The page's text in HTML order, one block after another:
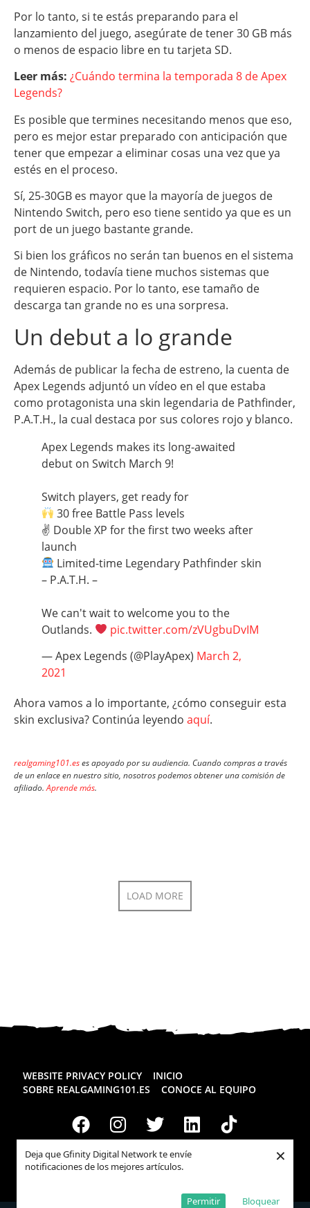
Deja que Gfinity Digital Network te envíe
notificaciones de los mejores artículos.
Bloquear
Permitir
×
Por lo tanto, si te estás preparando para el
lanzamiento del juego, asegúrate de tener 30 GB más
o menos de espacio libre en tu tarjeta SD.
Leer más: ¿Cuándo termina la temporada 8 de Apex
Legends?
Es posible que termines necesitando menos que eso,
pero es mejor estar preparado con anticipación que
tener que empezar a eliminar cosas una vez que ya
estés en el proceso.
Sí, 25-30GB es mayor que la mayoría de juegos de
Nintendo Switch, pero eso tiene sentido ya que es un
port de un juego bastante grande.
Si bien los gráficos no serán tan buenos en el sistema
de Nintendo, todavía tiene muchos sistemas que
requieren espacio. Por lo tanto, ese tamaño de
descarga tan grande no es una sorpresa.
Un debut a lo grande
Además de publicar la fecha de estreno, la cuenta de
Apex Legends adjuntó un vídeo en el que estaba
como protagonista una skin legendaria de Pathfinder,
P.A.T.H., la cual destaca por sus colores rojo y blanco.
Apex Legends makes its long-awaited
debut on Switch March 9!
Switch players, get ready for
30 free Battle Pass levels
✌ Double XP for the first two weeks after
launch
Limited-time Legendary Pathfinder skin
– P.A.T.H. –
We can't wait to welcome you to the
Outlands.
pic.twitter.com/zVUgbuDvIM
— Apex Legends (@PlayApex) March 2,
2021
Ahora vamos a lo importante, ¿cómo conseguir esta
skin exclusiva? Continúa leyendo aquí.
realgaming101.eses apoyado por su audiencia. Cuando compras a través
de un enlace en nuestro sitio, nosotros podemos obtener una comisión de
afiliado.Aprende más.
LOAD MORE
WEBSITE PRIVACY POLICY
INICIO
SOBRE REALGAMING101.ES
CONOCE AL EQUIPO
Todos los derechos reservadosRealgaming.es